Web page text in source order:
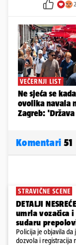
2
Komentari 51
STRAVIČNE SCENE
DETALJI
umrla vozačica
sudaru
Policija je objavila
dozvola i registracija